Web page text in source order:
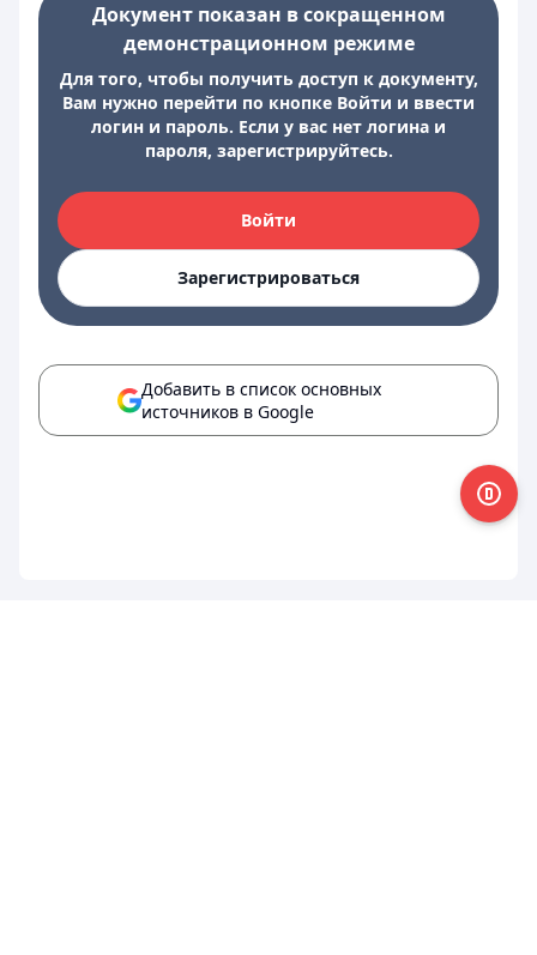
Документ показан в сокращенном
демонстрационном режиме
Для того, чтобы получить доступ к документу,
Вам нужно перейти по кнопке Войти и ввести
логин и пароль. Если у вас нет логина и
пароля, зарегистрируйтесь.
Войти
Зарегистрироваться
Добавить в список основных
источников в Google